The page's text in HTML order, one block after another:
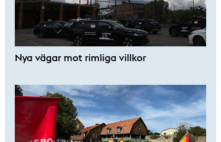
Nya vägar mot rimliga villkor